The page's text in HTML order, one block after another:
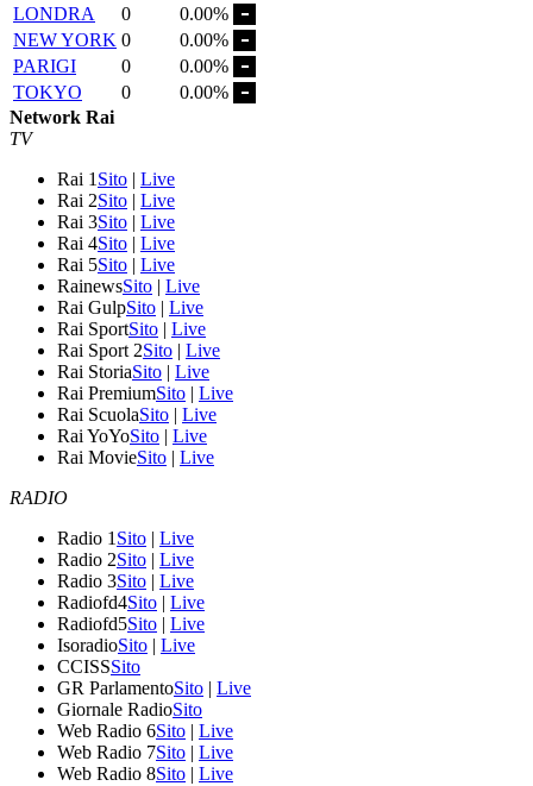
LONDRA
0
0.00%
NEW YORK 0
0.00%
PARIGI
0
0.00%
TOKYO
0
0.00%
Network Rai
TV
Rai 1 Sito | Live
Rai 2Sito | Live
Rai 3Sito | Live
Rai 4Sito | Live
Rai 5Sito | Live
RainewsSito | Live
Rai GulpSito | Live
Rai SportSito | Live
Rai Sport 2Sito | Live
Rai StoriaSito | Live
Rai PremiumSito | Live
Rai ScuolaSito | Live
Rai YoYoSito | Live
Rai MovieSito | Live
RADIO
Radio 1 Sito | Live
Radio 2Sito | Live
Radio 3Sito | Live
Radiofd4Sito | Live
Radiofd5Sito | Live
IsoradioSito | Live
CCISSSito
GR ParlamentoSito | Live
Giornale RadioSito
Web Radio 6Sito | Live
Web Radio 7Sito | Live
Web Radio 8Sito | Live